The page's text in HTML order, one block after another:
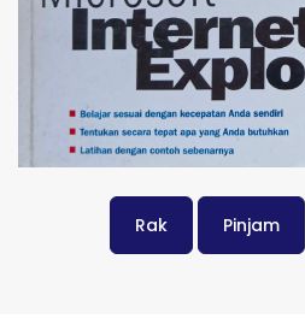
Rak Pinjam